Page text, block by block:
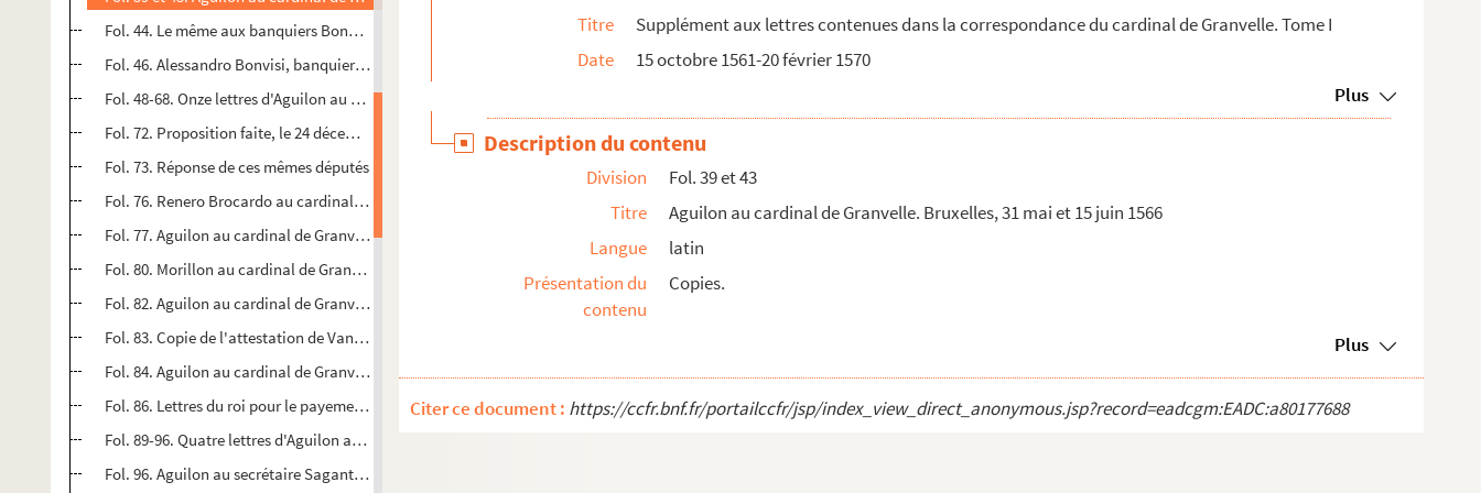
Fol. 44. Le même aux banquiers Bonvisis. Bruxelles, 19 juin 1566
Fol. 46. Alessandro Bonvisi, banquier, à Pedro Aguilon. Anvers, 12 juin 1566
Fol. 48-68. Onze lettres d'Aguilon au cardinal de Granvelle. Bruxelles, 26 juillet-22 décembre 1566
Fol. 72. Proposition faite, le 24 décembre 1566, par le comte Louis de Nassau, à Amsterdam, aux députés de la...
Fol. 73. Réponse de ces mêmes députés
Fol. 76. Renero Brocardo au cardinal de Granvelle. Liège, 6 janvier 1567
Fol. 77. Aguilon au cardinal de Granvelle. Bruxelles, 12 janvier 1567
Fol. 80. Morillon au cardinal de Granvelle. Plusieurs passages chiffrés. 19 janvier 1567
Fol. 82. Aguilon au cardinal de Granvelle. Bruxelles, 26 janvier 1567
Fol. 83. Copie de l'attestation de Van der Aa prouvant que diverses pensions sont dues sur ses abbayes de Sai...
Fol. 84. Aguilon au cardinal de Granvelle. Bruxelles, 26 janvier 1567
Fol. 86. Lettres du roi pour le payement des pensions du cardinal de Granvelle. Madrid, 16 décembre 1566
Fol. 89-96. Quatre lettres d'Aguilon au cardinal de Granvelle. Bruxelles, 2 et 9 février ; Anvers, 16 février, e...
Fol. 96. Aguilon au secrétaire Saganta... février 1567
Titre
Supplément aux lettres contenues dans la correspondance du cardinal de Granvelle. Tome I
Date
15 octobre 1561-20 février 1570
Plus
Description du contenu
Division
Fol. 39 et 43
Titre
Aguilon au cardinal de Granvelle. Bruxelles, 31 mai et 15 juin 1566
Langue
latin
Présentation du
contenu
Copies.
Plus
Citer ce document : https://ccfr.bnf.fr/portailccfr/jsp/index_view_direct_anonymous.jsp?record=eadcgm:EADC:a80177688